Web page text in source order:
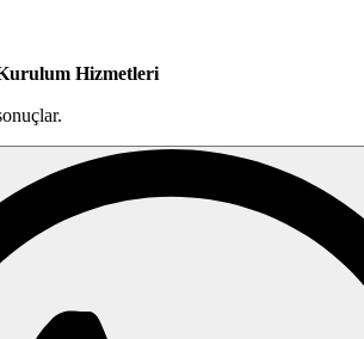
Hizmetleri